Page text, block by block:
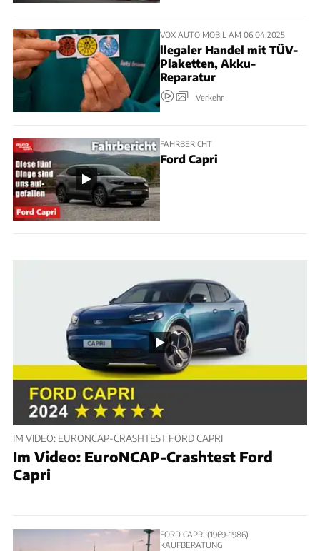
VOX AUTO MOBIL AM 06.04.2025
llegaler Handel mit TÜV-
Plaketten, Akku-
Reparatur
Verkehr
FAHRBERICHT
Ford Capri
IM VIDEO: EURONCAP-CRASHTEST FORD CAPRI
Im Video: EuroNCAP-Crashtest Ford
Capri
FORD CAPRI (1969-1986)
KAUFBERATUNG